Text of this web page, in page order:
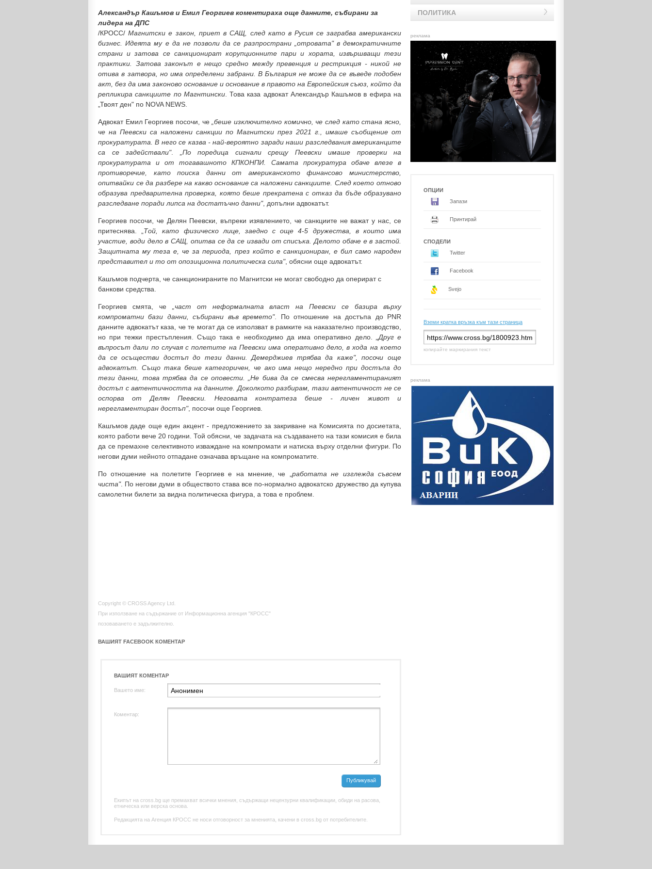
Александър Кашъмов и Емил Георгиев коментираха още данните, събирани за
лидера на ДПС
/КРОСС/Магнитски е закон, приет в САЩ, след като в Русия се заграбва американски
бизнес. Идеята му е да не позволи да се разпространи „отровата" в демократичните
страни и затова се санкционират корупционните пари и хората, извършващи тези
практики. Затова законът е нещо средно между превенция и рестрикция - никой не
отива в затвора, но има определени забрани. В България не може да се въведе подобен
акт, без да има законово основание и основание в правото на Европейския съюз, който да
репликира санкциите по Магнтински. Това каза адвокат Александър Кашъмов в ефира на
„Твоят ден" по NOVA NEWS.
Адвокат Емил Георгиев посочи, че „беше изключително комично, че след като стана ясно,
че на Пеевски са наложени санкции по Магнитски през 2021 г., имаше съобщение от
прокуратурата. В него се казва - най-вероятно заради наши разследвания американците
са се задействали".
„По поредица сигнали срещу Пеевски имаше проверки на
прокуратурата и от тогавашното КПКОНПИ. Самата прокуратура обаче влезе в
противоречие, като поиска данни от американското финансово министерство,
опитвайки се да разбере на какво основание са наложени санкциите. След което отново
образува предварителна проверка, която беше прекратена с отказ да бъде образувано
разследване поради липса на достатъчно данни", допълни адвокатът.
Георгиев посочи, че Делян Пеевски, въпреки изявлението, че санкциите не важат у нас, се
притеснява. „ Той, като физическо лице, заедно с още 4-5 дружества, в които има
участие, води дело в САЩ, опитва се да се извади от списъка. Делото обаче е в застой.
Защитната му теза е, че за периода, през който е санкциониран, е бил само народен
представител и то от опозиционна политическа сила", обясни още адвокатът.
Кашъмов подчерта, че санкционираните по Магнитски не могат свободно да оперират с
банкови средства.
Георгиев смята, че
„част от неформалната власт на Пеевски се базира върху
компроматни бази данни, събирани във времето". По отношение на достъпа до PNR
данните адвокатът каза, че те могат да се използват в рамките на наказателно производство,
но при тежки престъпления. Също така е необходимо да има оперативно дело.
„Друг е
въпросът дали по случая с полетите на Пеевски има оперативно дело, в хода на което
да се осъществи достъп до тези данни. Демерджиев трябва да каже", посочи още
адвокатът. Също така беше категоричен, че ако има нещо нередно при достъпа до
тези данни, това трябва да се оповести. „Не бива да се смесва нерегламентираният
достъп с автентичността на данните. Доколкото разбирам, тази автентичност не се
оспорва от Делян Пеевски. Неговата контратеза беше - личен живот и
нерегламентиран достъп", посочи още Георгиев.
Кашъмов даде още един акцент - предложението за закриване на Комисията по досиетата,
която работи вече 20 години. Той обясни, че задачата на създаването на тази комисия е била
да се премахне селективното изваждане на компромати и натиска върху отделни фигури. По
негови думи нейното отпадане означава връщане на компроматите.
По отношение на полетите Георгиев е на мнение, че „ работата не изглежда съвсем
чиста". По негови думи в обществото става все по-нормално адвокатско дружество да купува
самолетни билети за видна политическа фигура, а това е проблем.
Copyright © CROSS Agency Ltd.
При използване на съдържание от Информационна агенция "КРОСС"
позоваването е задължително.
ВАШИЯТ FACEBOOK КОМЕНТАР
ВАШИЯТ КОМЕНТАР
Вашето име:
Коментар:
Публикувай
Екипът на cross.bg ще премахват всички мнения, съдържащи нецензурни квалификации, обиди на расова,
етническа или верска основа.
Редакцията на Агенция КРОСС не носи отговорност за мненията, качени в cross.bg от потребителите.
ПОЛИТИКА
реклама
ОПЦИИ
Запази
Принтирай
СПОДЕЛИ
Twitter
Facebook
Svejo
Вземи кратка връзка към тази страница
копирайте маркирания текст
реклама